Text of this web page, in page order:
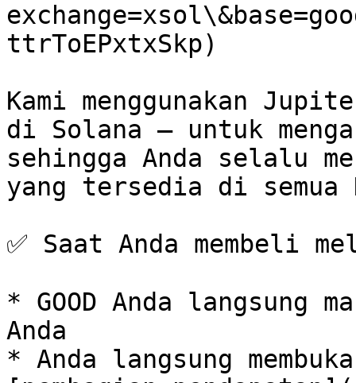
ttrToEPxtxSkp)
Kami menggunakan
di Solana — untuk
sehingga Anda selalu
yang tersedia di semua
✅ Saat Anda membeli
* GOOD Anda langsung
Anda
* Anda langsung